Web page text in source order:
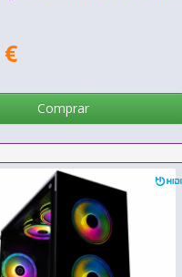
Comprar